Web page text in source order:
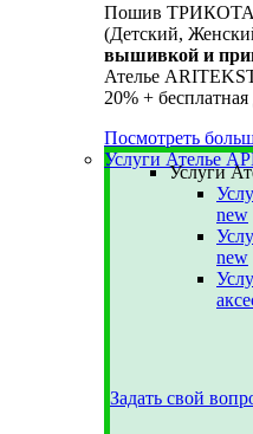
Пошив
(Детский,
вышивкой и
Ателье
20% +
Посмотреть
Услуги Ателье
Услуги
new
new
Задать свой